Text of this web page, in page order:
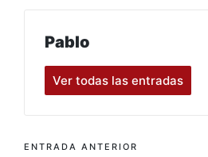
Pablo
Ver todas las entradas
ENTRADA ANTERIOR